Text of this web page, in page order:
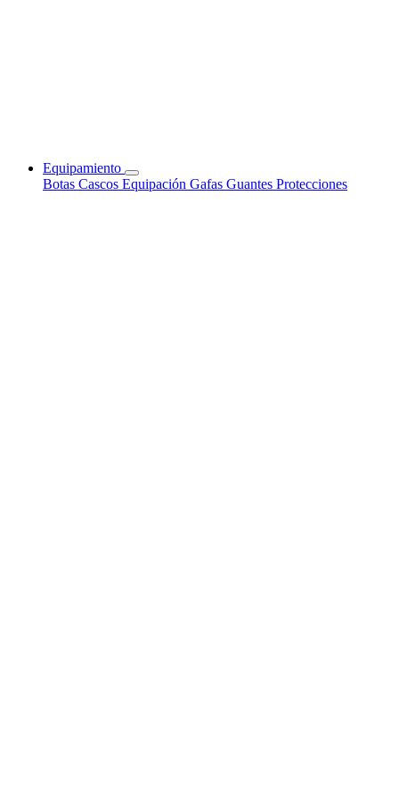
Equipamiento
Botas Cascos Equipación Gafas Guantes Protecciones